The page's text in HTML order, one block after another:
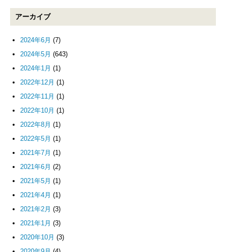
アーカイブ
2024年6月 (7)
2024年5月 (643)
2024年1月 (1)
2022年12月 (1)
2022年11月 (1)
2022年10月 (1)
2022年8月 (1)
2022年5月 (1)
2021年7月 (1)
2021年6月 (2)
2021年5月 (1)
2021年4月 (1)
2021年2月 (3)
2021年1月 (3)
2020年10月 (3)